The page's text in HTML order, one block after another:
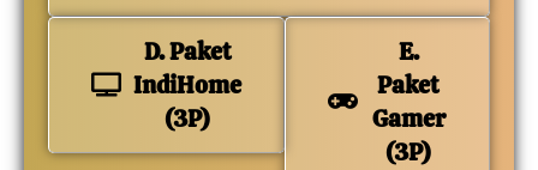
D. Paket
IndiHome
(3P)
E.
Paket
Gamer
(3P)